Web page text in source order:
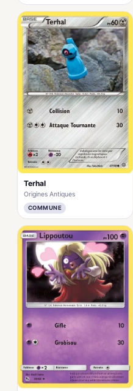
Terhal
Origines Antiques
COMMUNE